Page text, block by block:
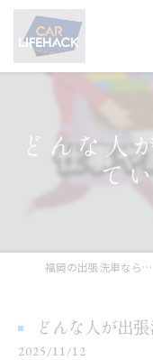
どんな人
て
福岡の出張洗車ならCar Lifehack
どんな人が出
2025/11/12